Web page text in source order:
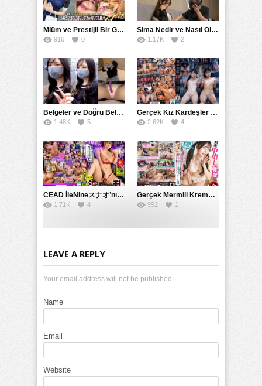
Mİüm ve Prestijli Bir Gecenin Sırları: Gizemli Bir Kadın ve Mükemmel Bir Macera
916 0
Sima Nedir ve Nasıl Oluşur
1.17K 2
Belgeler ve Doğru Belgelendirmede DOCS’in Önemi
1.48K 5
Gerçek Kız Kardeşler hipnoz ve zihin kontrolü altında liebe阴茎 için yalvaran kızlar: Mısakı Nemıne Mına Hınano
2.62K 4
CEAD İleNineスナオ’nın Çılgın ve Seksüel Dünyası: Büyük Kalçalar ve Çılgın İlişkiler
1.71K 4
Gerçek Mermili Kremalı Pasta Büyük Dağıtımı, Ben Herkesin Özel Placesine Hizmet Eden En Üst Düzey Erotik Ürünler Günün Fırsatı
992 1
LEAVE A REPLY
Your email address will not be published.
Name
Email
Website